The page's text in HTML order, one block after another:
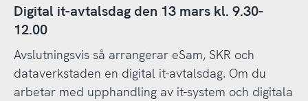
Digital it-avtalsdag den 13 mars kl. 9.30-
12.00
Avslutningsvis så arrangerar eSam, SKR och
dataverkstaden en digital it-avtalsdag. Om du
arbetar med upphandling av it-system och digitala